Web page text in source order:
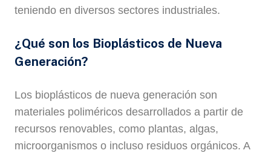
teniendo en diversos sectores industriales.
¿Qué son los Bioplásticos de Nueva
Generación?
Los bioplásticos de nueva generación son
materiales poliméricos desarrollados a partir de
recursos renovables, como plantas, algas,
microorganismos o incluso residuos orgánicos. A